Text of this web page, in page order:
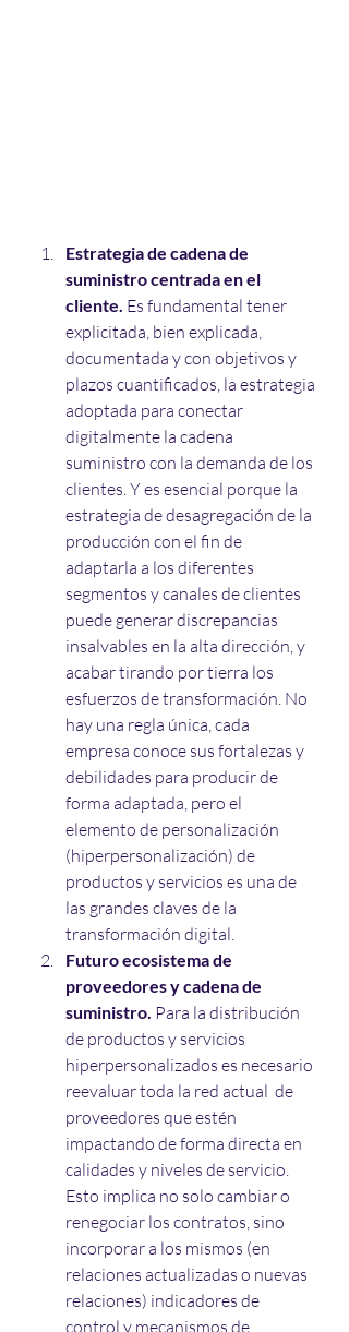
Estrategia de cadena de
suministro centrada en el
cliente. Es fundamental tener
explicitada, bien explicada,
documentada y con objetivos y
plazos cuantificados, la estrategia
adoptada para conectar
digitalmente la cadena
suministro con la demanda de los
clientes. Y es esencial porque la
estrategia de desagregación de la
producción con el fin de
adaptarla a los diferentes
segmentos y canales de clientes
puede generar discrepancias
insalvables en la alta dirección, y
acabar tirando por tierra los
esfuerzos de transformación. No
hay una regla única, cada
empresa conoce sus fortalezas y
debilidades para producir de
forma adaptada, pero el
elemento de personalización
(hiperpersonalización) de
productos y servicios es una de
las grandes claves de la
transformación digital.
Futuro ecosistema de
proveedores y cadena de
suministro. Para la distribución
de productos y servicios
hiperpersonalizados es necesario
reevaluar toda la red actual  de
proveedores que estén
impactando de forma directa en
calidades y niveles de servicio.
Esto implica no solo cambiar o
renegociar los contratos, sino
incorporar a los mismos (en
relaciones actualizadas o nuevas
relaciones) indicadores de
control y mecanismos de